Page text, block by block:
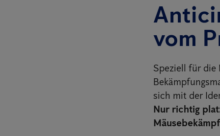
vom
Speziell für die
sich mit der
Nur richtig